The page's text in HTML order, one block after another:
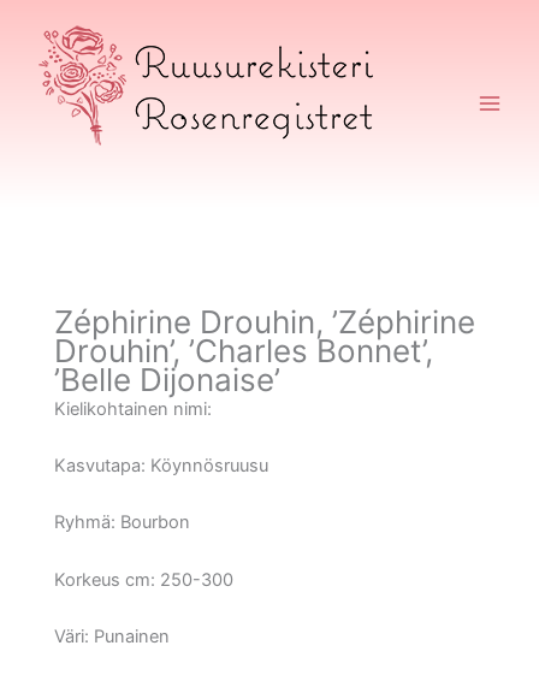
sisältöön
Zéphirine Drouhin, ’Zéphirine
Drouhin’, ’Charles Bonnet’,
’Belle Dijonaise’
Kielikohtainen nimi:
Kasvutapa: Köynnösruusu
Ryhmä: Bourbon
Korkeus cm: 250-300
Väri: Punainen